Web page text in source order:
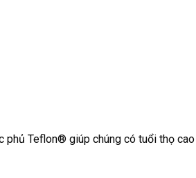
phủ Teflon® giúp chúng có tuổi thọ